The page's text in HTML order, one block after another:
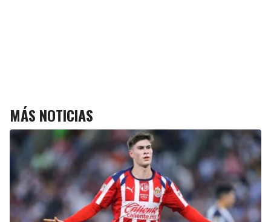
MÁS NOTICIAS